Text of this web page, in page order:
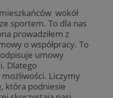
wokół
sportem. To dla nas
prowadziłem z
o współpracy. To
umowy
Dlatego
Liczymy
która podniesie